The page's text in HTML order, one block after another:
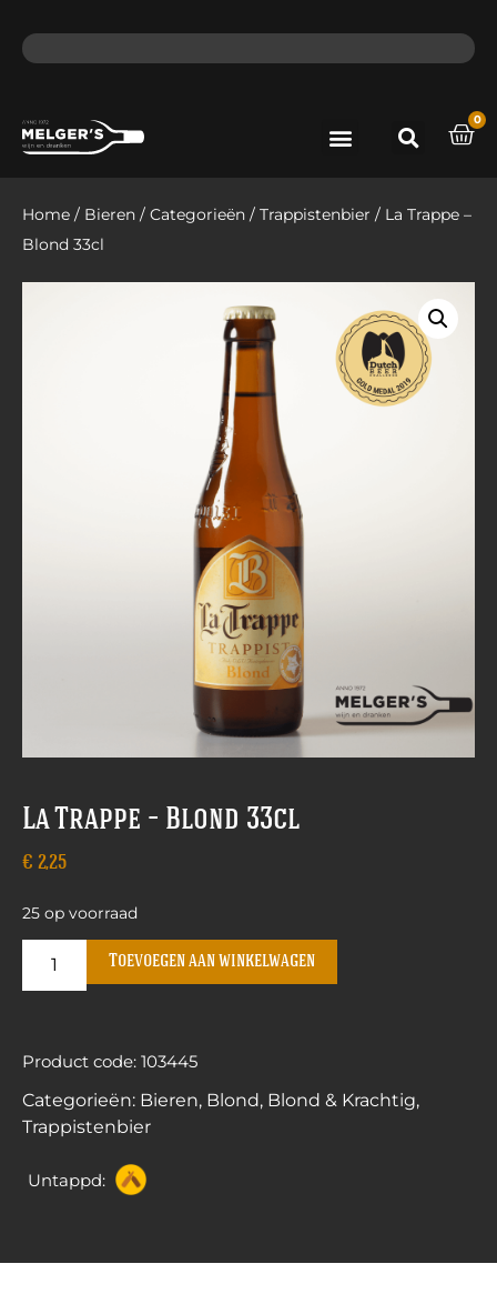
0
Home / Bieren / Categorieën / Trappistenbier / La Trappe –
Blond 33cl
La Trappe – Blond 33cl
€ 2,25
25 op voorraad
Toevoegen aan winkelwagen
Product code: 103445
Categorieën: Bieren, Blond, Blond & Krachtig,
Trappistenbier
Untappd: